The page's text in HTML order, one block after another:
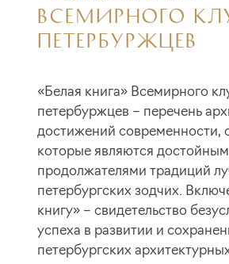
ВСЕМИРНОГО
ПЕТЕРБУРЖЦЕВ
«Белая книга» Всемирного
петербуржцев – перечень
достижений современности,
которые являются
продолжателями традиций
петербургских зодчих.
книгу» – свидетельство
успеха в развитии и
петербургских